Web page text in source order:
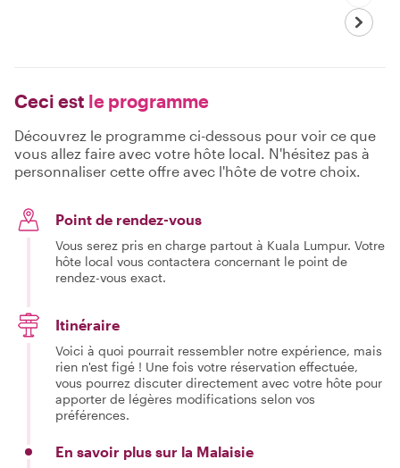
Ceci est le programme
Découvrez le programme ci-dessous pour voir ce que
vous allez faire avec votre hôte local. N'hésitez pas à
personnaliser cette offre avec l'hôte de votre choix.
Point de rendez-vous
Vous serez pris en charge partout à Kuala Lumpur. Votre
hôte local vous contactera concernant le point de
rendez-vous exact.
Itinéraire
Voici à quoi pourrait ressembler notre expérience, mais
rien n'est figé ! Une fois votre réservation effectuée,
vous pourrez discuter directement avec votre hôte pour
apporter de légères modifications selon vos
préférences.
En savoir plus sur la Malaisie